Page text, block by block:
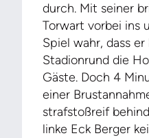
durch. Mit seiner
Torwart vorbei ins
Spiel wahr, dass
Stadionrund die
Gäste. Doch 4
einer
strafstoßreif
linke Eck Berger